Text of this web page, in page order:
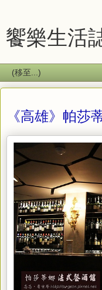
饗樂生活
《高雄》帕莎